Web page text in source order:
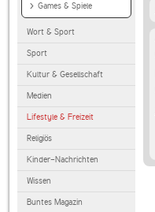
Games & Spiele
Wort & Sport
Sport
Kultur & Gesellschaft
Medien
Lifestyle & Freizeit
Religiös
Kinder-Nachrichten
Wissen
Buntes Magazin